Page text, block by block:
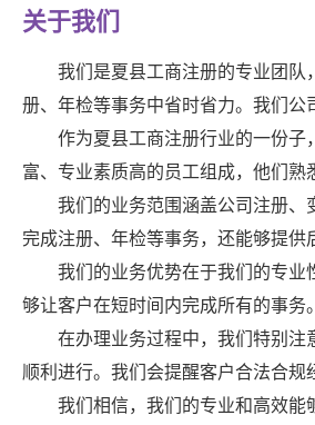
关于我们
我们是夏县工商注册的专业团队
册、年检等事务中省时省力。我们公
作为夏县工商注册行业的一份子
富、专业素质高的员工组成，他们
我们的业务范围涵盖公司注册、
完成注册、年检等事务，还能够提
我们的业务优势在于我们的专业
够让客户在短时间内完成所有的事
在办理业务过程中，我们特别注
顺利进行。我们会提醒客户合法合规
我们相信，我们的专业和高效能